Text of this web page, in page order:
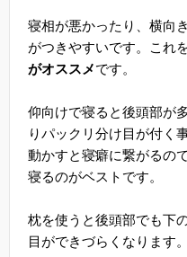
寝相が悪かったり、横向
がつきやすいです。これ
がオススメです。
仰向けで寝ると後頭部が
りパックリ分け目が付く
動かすと寝癖に繋がるの
寝るのがベストです。
枕を使うと後頭部でも下
目ができづらくなります。